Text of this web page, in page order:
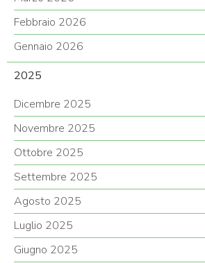
Febbraio 2026
Gennaio 2026
2025
Dicembre 2025
Novembre 2025
Ottobre 2025
Settembre 2025
Agosto 2025
Luglio 2025
Giugno 2025